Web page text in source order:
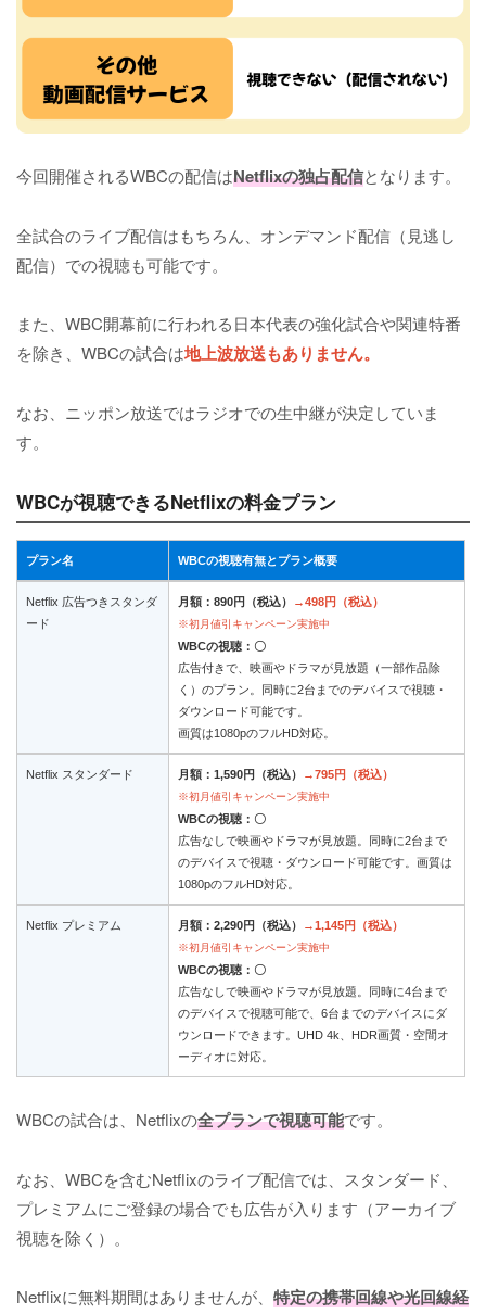
今回開催されるWBCの配信はNetflixの独占配信となります。
全試合のライブ配信はもちろん、オンデマンド配信（見逃し
配信）での視聴も可能です。
また、WBC開幕前に行われる日本代表の強化試合や関連特番
を除き、WBCの試合は地上波放送もありません。
なお、ニッポン放送ではラジオでの生中継が決定していま
す。
WBCが視聴できるNetflixの料金プラン
プラン名 WBCの視聴有無とプラン概要
Netflix 広告つきスタンダ
ード
月額：890円（税込） →498円（税込）
※初月値引キャンペーン実施中
WBCの視聴：〇
広告付きで、映画やドラマが見放題（一部作品除
く）のプラン。同時に2台までのデバイスで視聴・
ダウンロード可能です。
画質は1080pのフルHD対応。
Netflix スタンダード 月額：1,590円（税込） →795円（税込）
※初月値引キャンペーン実施中
WBCの視聴：〇
広告なしで映画やドラマが見放題。同時に2台まで
のデバイスで視聴・ダウンロード可能です。画質は
1080pのフルHD対応。
Netflix プレミアム 月額：2,290円（税込） →1,145円（税込）
※初月値引キャンペーン実施中
WBCの視聴：〇
広告なしで映画やドラマが見放題。同時に4台まで
のデバイスで視聴可能で、6台までのデバイスにダ
ウンロードできます。UHD 4k、HDR画質・空間オ
ーディオに対応。
WBCの試合は、Netflixの全プランで視聴可能です。
なお、WBCを含むNetflixのライブ配信では、スタンダード、
プレミアムにご登録の場合でも広告が入ります（アーカイブ
視聴を除く）。
Netflixに無料期間はありませんが、 特定の携帯回線や光回線経